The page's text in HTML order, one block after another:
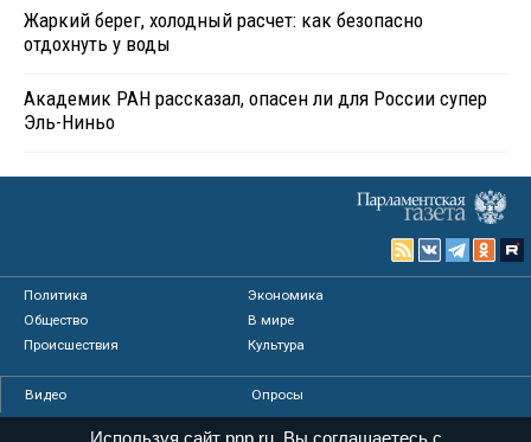
Жаркий берег, холодный расчет: как безопасно
отдохнуть у воды
Академик РАН рассказал, опасен ли для России супер
Эль-Ниньо
Политика
Экономика
Общество
В мире
Происшествия
Культура
Видео
Опросы
Фото
Персоны
Используя сайт pnp.ru, Вы соглашаетесь с